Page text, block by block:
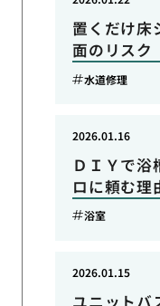
置くだけ床
面のリスク
水道修理
ＤＩＹで浴
ロに頼む理
2026.01.16
浴室
ユニットバ
2026.01.15